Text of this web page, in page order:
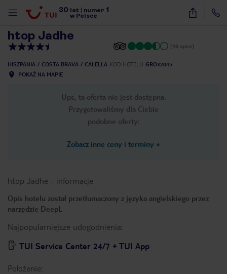
30 lat numer 1
w Polsce
36
htop Jadhe
(48 opinii)
HISZPANIA COSTA BRAVA CALELLA KOD HOTELU GRO32045
POKAŻ NA MAPIE
Ups, ta oferta nie jest dostępna.
Przygotowaliśmy dla Ciebie
podobne oferty:
Zobacz inne ceny i terminy »
htop Jadhe - informacje
Opis hotelu został przetłumaczony z języka angielskiego przez
narzędzie DeepL
Najpopularniejsze udogodnienia:
TUI Service Center 24/7 + TUI App
Położenie: